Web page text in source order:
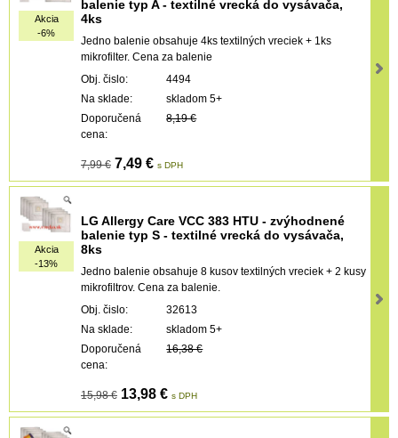
Akcia
-6%
balenie typ A - textilné vrecká do vysávača,
4ks
Jedno balenie obsahuje 4ks textilných vreciek + 1ks
mikrofilter. Cena za balenie
Obj. čislo:
4494
Na sklade:
skladom 5+
Doporučená
cena:
8,19 €
7,99 € 7,49 € s DPH
Akcia
-13%
LG Allergy Care VCC 383 HTU - zvýhodnené
balenie typ S - textilné vrecká do vysávača,
8ks
Jedno balenie obsahuje 8 kusov textilných vreciek + 2 kusy
mikrofiltrov. Cena za balenie.
Obj. čislo:
32613
Na sklade:
skladom 5+
Doporučená
cena:
16,38 €
15,98 € 13,98 € s DPH